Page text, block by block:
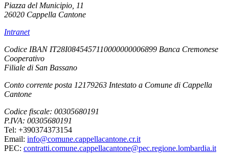
Piazza del Municipio, 11
26020 Cappella Cantone
Intranet
Codice IBAN IT28I0845457110000000006899 Banca Cremonese
Cooperativo
Filiale di San Bassano
Conto corrente posta 12179263 Intestato a Comune di Cappella
Cantone
Codice fiscale: 00305680191
P.IVA: 00305680191
Tel: +390374373154
Email: info@comune.cappellacantone.cr.it
PEC: contratti.comune.cappellacantone@pec.regione.lombardia.it